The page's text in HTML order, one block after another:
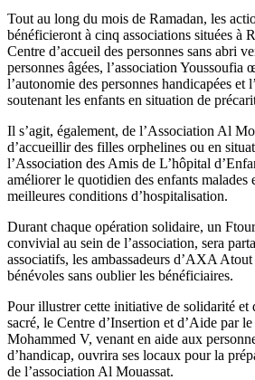
Tout au long du mois de Ramadan, les
bénéficieront à cinq associations situées à
Centre d’accueil des personnes sans abri
personnes âgées, l’association Youssoufia
l’autonomie des personnes handicapées
soutenant les enfants en situation de
Il s’agit, également, de l’Association Al
d’accueillir des filles orphelines ou en
l’Association des Amis de L’hôpital
améliorer le quotidien des enfants malades
meilleures conditions d’hospitalisation.
Durant chaque opération solidaire, un
convivial au sein de l’association, sera
associatifs, les ambassadeurs d’AXA
bénévoles sans oublier les bénéficiaires.
Pour illustrer cette initiative de solidarité et
sacré, le Centre d’Insertion et d’Aide par
Mohammed V, venant en aide aux
d’handicap, ouvrira ses locaux pour la
de l’association Al Mouassat.